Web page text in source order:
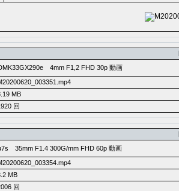
4mm F1,2 FHD 30p 動画
MB
回
35mm F1.4 300G/mm FHD 60p 動画
MB
回